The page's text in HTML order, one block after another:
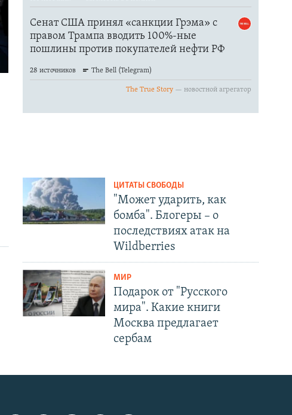
ЦИТАТЫ СВОБОДЫ
"Может ударить, как
бомба". Блогеры – о
последствиях атак на
Wildberries
МИР
Подарок от "Русского
мира". Какие книги
Москва предлагает
сербам